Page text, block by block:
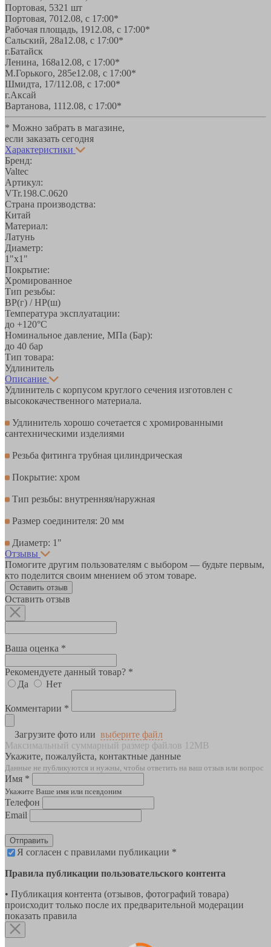
Портовая, 5321 шт
Портовая, 7012.08, с 17:00*
Рабочая площадь, 1912.08, с 17:00*
Сальский, 28a12.08, с 17:00*
г.Батайск
Ленина, 168а12.08, с 17:00*
М.Горького, 285е12.08, с 17:00*
Шмидта, 17/112.08, с 17:00*
г.Аксай
Вартанова, 1112.08, с 17:00*
* Можно забрать в магазине,
если заказать сегодня
Характеристики
Бренд:
Valtec
Артикул:
VTr.198.C.0620
Страна производства:
Китай
Материал:
Латунь
Диаметр:
1"х1"
Покрытие:
Хромированное
Тип резьбы:
ВР(г) / НР(ш)
Температура эксплуатации:
до +120°С
Номинальное давление, МПа (Бар):
до 40 бар
Тип товара:
Удлинитель
Описание
Удлинитель с корпусом круглого сечения изготовлен с
высококачественного материала.
Удлинитель хорошо сочетается с хромированными
сантехническими изделиями
Резьба фитинга трубная цилиндрическая
Покрытие: хром
Тип резьбы: внутренняя/наружная
Размер соединителя: 20 мм
Диаметр: 1"
Отзывы
Помогите другим пользователям с выбором — будьте первым,
кто поделится своим мнением об этом товаре.
Оставить отзыв
Оставить отзыв
Ваша оценка *
Рекомендуете данный товар? *
Да
Нет
Комментарии *
Загрузите фото или выберите файл
Максимальный суммарный размер файлов 12MB
Укажите, пожалуйста, контактные данные
Данные не публикуются и нужны, чтобы ответить на ваш отзыв или вопрос
Имя *
Укажите Ваше имя или псевдоним
Телефон
Email
Отправить
Я согласен с правилами публикации *
Правила публикации пользовательского контента
• Публикация контента (отзывов, фотографий товара)
происходит только после их предварительной модерации
показать правила